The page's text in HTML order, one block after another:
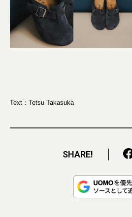
Text：Tetsu Takasuka
SHARE!